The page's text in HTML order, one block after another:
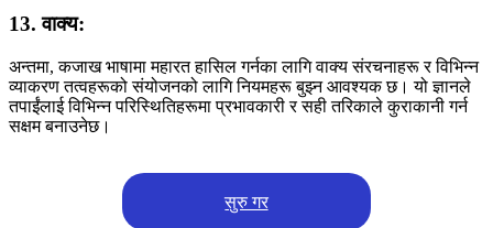
13. वाक्य:
अन्तमा, कजाख भाषामा महारत हासिल गर्नका लागि वाक्य संरचनाहरू र विभिन्न
व्याकरण तत्वहरूको संयोजनको लागि नियमहरू बुझ्न आवश्यक छ। यो ज्ञानले
तपाईंलाई विभिन्न परिस्थितिहरूमा प्रभावकारी र सही तरिकाले कुराकानी गर्न
सक्षम बनाउनेछ।
सुरु गर